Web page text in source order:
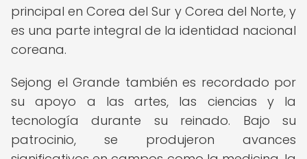
principal en Corea del Sur y Corea del Norte, y
es una parte integral de la identidad nacional
coreana.
Sejong el Grande también es recordado por
su apoyo a las artes, las ciencias y la
tecnología durante su reinado. Bajo su
patrocinio, se produjeron avances